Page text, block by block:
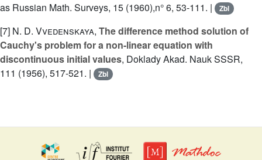
as Russian Math. Surveys, 15 (1960),n° 6, 53-111. |
Zbl
[7] N. D. Vvedenskaya, The difference method solution of
Cauchy's problem for a non-linear equation with
discontinuous initial values, Doklady Akad. Nauk SSSR,
111 (1956), 517-521. |
Zbl